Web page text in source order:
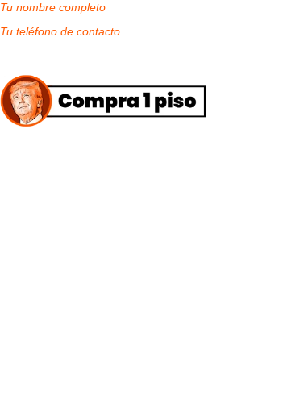
Tu nombre completo
Tu teléfono de contacto